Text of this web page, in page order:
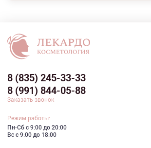
8 (835) 245-33-33
8 (991) 844-05-88
Заказать звонок
Режим работы:
Пн-Сб с 9:00 до 20:00
Вс с 9:00 до 18:00